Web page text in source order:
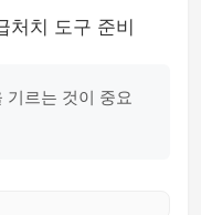
처치 도구 준비
기르는 것이 중요